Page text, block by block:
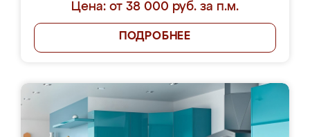
Цена: от 38 000 руб. за п.м.
ПОДРОБНЕЕ